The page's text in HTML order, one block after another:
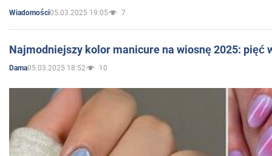
Wiadomości05.03.2025 19:05 7
Najmodniejszy kolor manicure na wiosnę 2025: pięć
Dama05.03.2025 18:52 10